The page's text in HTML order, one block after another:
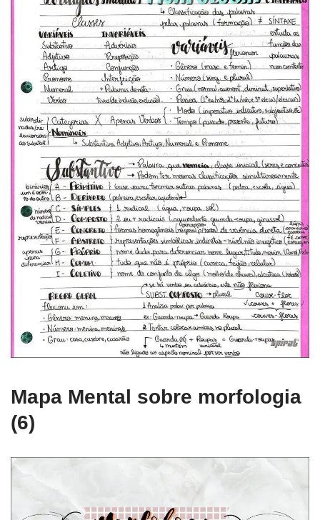
Mapa Mental sobre morfologia
(6)